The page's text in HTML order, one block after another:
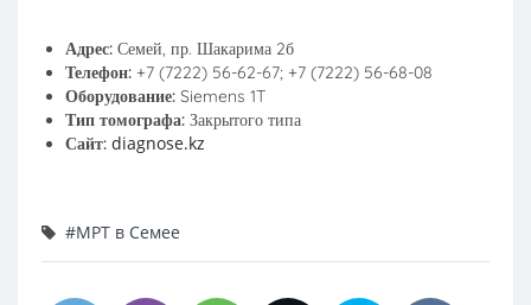
Адрес: Семей, пр. Шакарима 2б
Телефон: +7 (7222) 56-62-67; +7 (7222) 56-68-08
Оборудование: Siemens 1T
Тип томографа: Закрытого типа
Сайт: diagnose.kz
#МРТ в Семее